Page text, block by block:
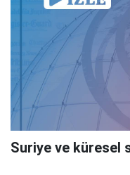
Suriye ve küresel